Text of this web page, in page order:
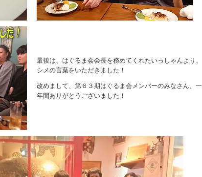
最後は、はぐるま会会長を務めてくれたいっしゃんより、
シメの言葉をいただきました！
改めまして、第６３期はぐるま会メンバーのみなさん、一
年間ありがとうございました！